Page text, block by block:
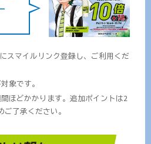
スマイルリンク登録し、ご利用くだ
象です。
ほどかかります。追加ポイントは2
了承ください。